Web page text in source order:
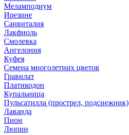
Меламподиум
Ирезине
Санвиталия
Лакфиоль
Смолевка
Ангелония
Куфея
Семена многолетних цветов
Гравилат
Платикодон
Купальница
Пульсатилла (прострел, подснежник)
Лаванда
Пион
Люпин